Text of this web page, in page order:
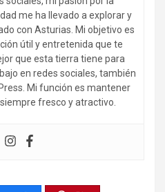
me ha llevado a explorar y
con Asturias. Mi objetivo es
útil y entretenida que te
que esta tierra tiene para
en redes sociales, también
Mi función es mantener
fresco y atractivo.